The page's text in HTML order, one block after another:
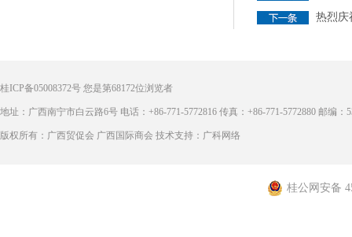
热烈庆
桂ICP备05008372号 您是第68172位浏览者
地址：广西南宁市白云路6号 电话：+86-771-5772816 传真：+86-771-5772880 邮编：
版权所有：广西贸促会 广西国际商会 技术支持：广科网络
桂公网安备